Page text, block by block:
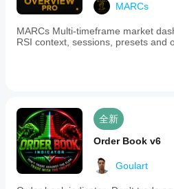
MARCs
MARCs Multi-timeframe market
RSI context, sessions, presets and
全新
Order Book v6
Goulart